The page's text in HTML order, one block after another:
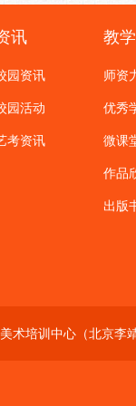
讯
园资讯
园活动
考资讯
教学
师资
优秀
微课
作品
出版
术培训中心（北京李